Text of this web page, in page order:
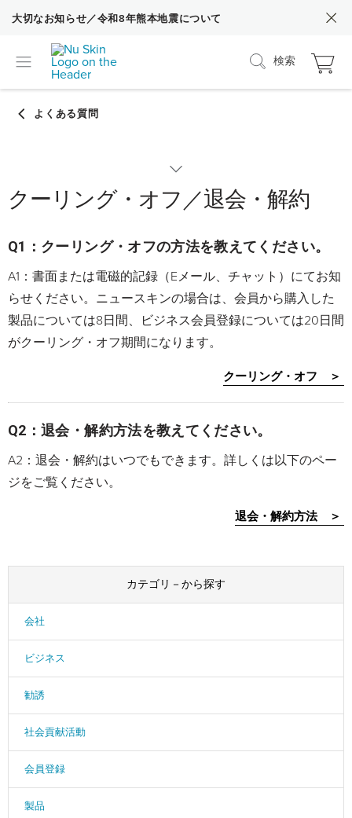
大切なお知らせ／令和8年熊本地震について
検索
カテゴリーから探す
nuskin.com（Web）の各種操作方法
nuskin.com（Web）の使い方
クーリング・オフ／退会・解約
Q1：クーリング・オフの方法を教えてください。
A1：書面または電磁的記録（Eメール、チャット）にてお知
らせください。ニュースキンの場合は、会員から購入した
製品については8日間、ビジネス会員登録については20日間
がクーリング・オフ期間になります。
クーリング・オフ ＞
Q2：退会・解約方法を教えてください。
A2：退会・解約はいつでもできます。詳しくは以下のペー
ジをご覧ください。
退会・解約方法 ＞
カテゴリ－から探す
会社
ビジネス
勧誘
社会貢献活動
会員登録
製品